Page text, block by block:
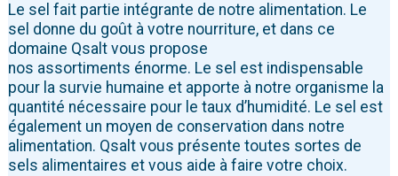
Le sel fait partie intégrante de notre alimentation. Le
sel donne du goût à votre nourriture, et dans ce
domaine Qsalt vous propose
nos assortiments énorme. Le sel est indispensable
pour la survie humaine et apporte à notre organisme la
quantité nécessaire pour le taux d’humidité. Le sel est
également un moyen de conservation dans notre
alimentation. Qsalt vous présente toutes sortes de
sels alimentaires et vous aide à faire votre choix.